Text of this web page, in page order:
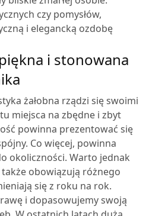
czy pomysłów,
i elegancką ozdobę
i stonowana
żałobna rządzi się swoimi
miejsca na zbędne i zbyt
powinna prezentować się
Co więcej, powinna
okoliczności. Warto jednak
obowiązują różnego
się z roku na rok.
i dopasowujemy swoją